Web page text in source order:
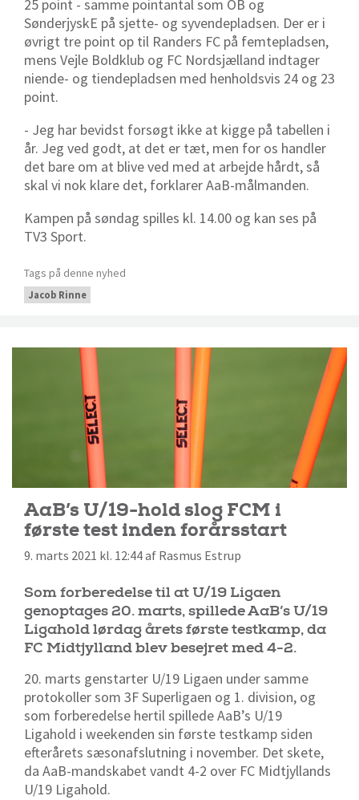
25 point - samme pointantal som OB og
SønderjyskE på sjette- og syvendepladsen. Der er i
øvrigt tre point op til Randers FC på femtepladsen,
mens Vejle Boldklub og FC Nordsjælland indtager
niende- og tiendepladsen med henholdsvis 24 og 23
point.
- Jeg har bevidst forsøgt ikke at kigge på tabellen i
år. Jeg ved godt, at det er tæt, men for os handler
det bare om at blive ved med at arbejde hårdt, så
skal vi nok klare det, forklarer AaB-målmanden.
Kampen på søndag spilles kl. 14.00 og kan ses på
TV3 Sport.
Tags på denne nyhed
Jacob Rinne
AaB’s U/19-hold slog FCM i
første test inden forårsstart
9. marts 2021 kl. 12:44 af Rasmus Estrup
Som forberedelse til at U/19 Ligaen
genoptages 20. marts, spillede AaB’s U/19
Ligahold lørdag årets første testkamp, da
FC Midtjylland blev besejret med 4-2.
20. marts genstarter U/19 Ligaen under samme
protokoller som 3F Superligaen og 1. division, og
som forberedelse hertil spillede AaB’s U/19
Ligahold i weekenden sin første testkamp siden
efterårets sæsonafslutning i november. Det skete,
da AaB-mandskabet vandt 4-2 over FC Midtjyllands
U/19 Ligahold.